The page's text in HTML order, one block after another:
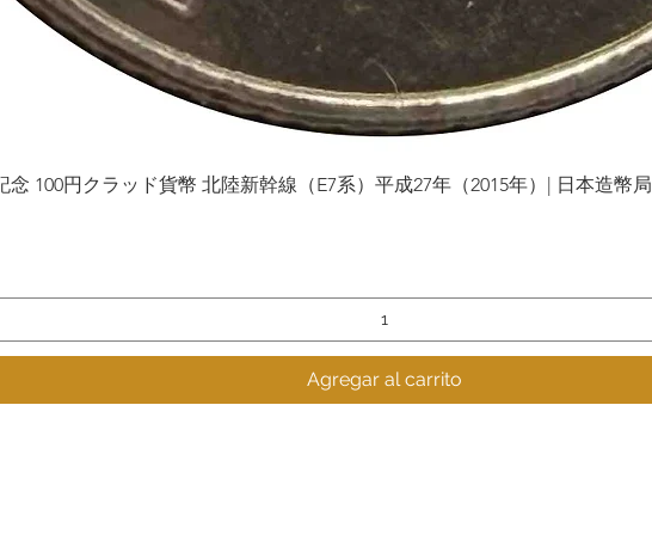
Vista rápida
念 100円クラッド貨幣 北陸新幹線（E7系）平成27年（2015年）| 日本造幣
Agregar al carrito